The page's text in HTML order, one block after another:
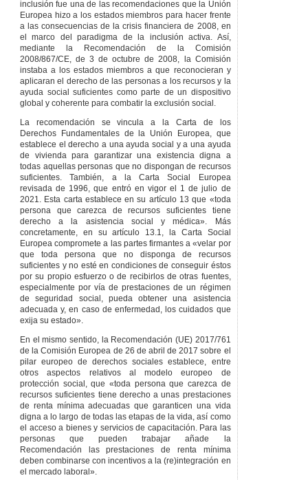
Estímulos al
empleo.
SECCIÓN5.ª
SUSPENSIÓN Y
EXTINCIÓN DEL
DERECHO
Artículo 41
Suspensión de la
renta de garantía
de ingresos.
Artículo 42
Suspensión por
pérdida temporal
de los requisitos
exigidos para el
reconocimiento
de la prestación.
Artículo 43
Suspensión por
residencia
efectiva fuera de
la Comunidad
Autónoma de
Euskadi.
Artículo 44
Suspensión por
ocupación de
temporal de un
servicio
residencial de
carácter social,
sanitario o
sociosanitario,
financiada en su
integridad con
fondos públicos.
Artículo 45
Suspensión por
incumplimiento
de obligaciones.
inclusión fue una de las recomendaciones que la Unión
Europea hizo a los estados miembros para hacer frente
a las consecuencias de la crisis financiera de 2008, en
el marco del paradigma de la inclusión activa. Así,
mediante la Recomendación de la Comisión
2008/867/CE, de 3 de octubre de 2008, la Comisión
instaba a los estados miembros a que reconocieran y
aplicaran el derecho de las personas a los recursos y la
ayuda social suficientes como parte de un dispositivo
global y coherente para combatir la exclusión social.
La recomendación se vincula a la Carta de los
Derechos Fundamentales de la Unión Europea, que
establece el derecho a una ayuda social y a una ayuda
de vivienda para garantizar una existencia digna a
todas aquellas personas que no dispongan de recursos
suficientes. También, a la Carta Social Europea
revisada de 1996, que entró en vigor el 1 de julio de
2021. Esta carta establece en su artículo 13 que «toda
persona que carezca de recursos suficientes tiene
derecho a la asistencia social y médica». Más
concretamente, en su artículo 13.1, la Carta Social
Europea compromete a las partes firmantes a «velar por
que toda persona que no disponga de recursos
suficientes y no esté en condiciones de conseguir éstos
por su propio esfuerzo o de recibirlos de otras fuentes,
especialmente por vía de prestaciones de un régimen
de seguridad social, pueda obtener una asistencia
adecuada y, en caso de enfermedad, los cuidados que
exija su estado».
En el mismo sentido, la Recomendación (UE) 2017/761
de la Comisión Europea de 26 de abril de 2017 sobre el
pilar europeo de derechos sociales establece, entre
otros aspectos relativos al modelo europeo de
protección social, que «toda persona que carezca de
recursos suficientes tiene derecho a unas prestaciones
de renta mínima adecuadas que garanticen una vida
digna a lo largo de todas las etapas de la vida, así como
el acceso a bienes y servicios de capacitación. Para las
personas que pueden trabajar añade la
Recomendación las prestaciones de renta mínima
deben combinarse con incentivos a la (re)integración en
el mercado laboral».